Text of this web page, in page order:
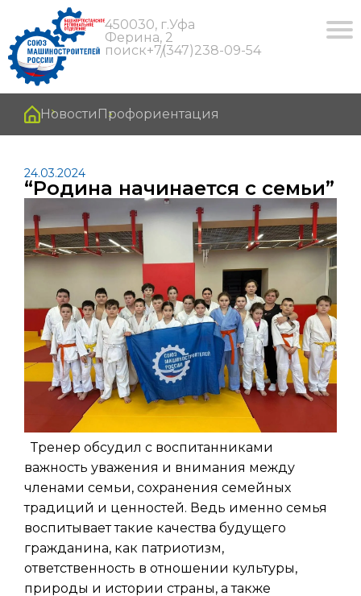
450030, г.Уфа
Ферина, 2
поиск+7(347)238-09-54
Новости Профориентация
24.03.2024
“Родина начинается с семьи”
Тренер обсудил с воспитанниками
важность уважения и внимания между
членами семьи, сохранения семейных
традиций и ценностей. Ведь именно семья
воспитывает такие качества будущего
гражданина, как патриотизм,
ответственность в отношении культуры,
природы и истории страны, а также